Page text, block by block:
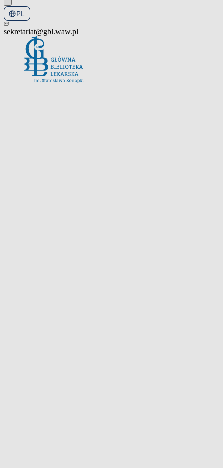
PL
EN
sekretariat@gbl.waw.pl